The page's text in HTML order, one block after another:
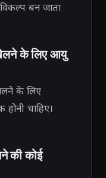
बन जाता
के लिए आयु
के लिए
चाहिए।
की कोई